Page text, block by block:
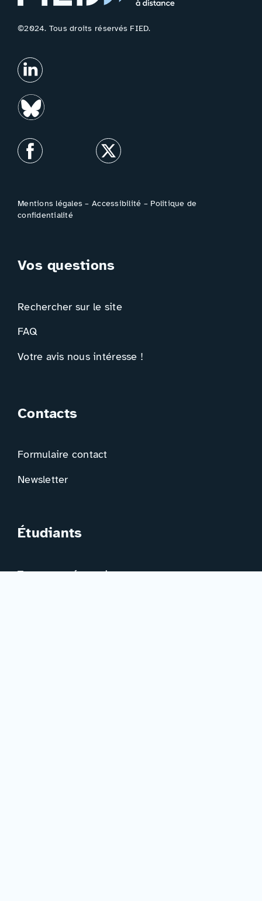
©2024. Tous droits réservés FIED.
Mentions légales –Accessibilité – Politique de
confidentialité
Vos questions
Rechercher sur le site
FAQ
Votre avis nous intéresse !
Contacts
Formulaire contact
Newsletter
Étudiants
Trouver ma formation